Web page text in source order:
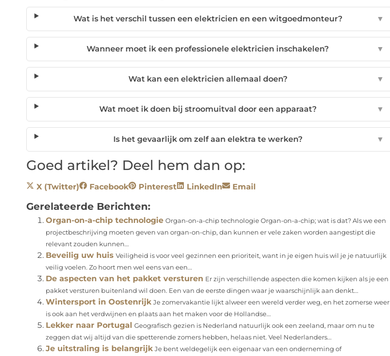
Wat is het verschil tussen een elektricien en een witgoedmonteur? ▼
Wanneer moet ik een professionele elektricien inschakelen? ▼
Wat kan een elektricien allemaal doen? ▼
Wat moet ik doen bij stroomuitval door een apparaat? ▼
Is het gevaarlijk om zelf aan elektra te werken? ▼
Goed artikel? Deel hem dan op:
X (Twitter) Facebook Pinterest LinkedIn Email
Gerelateerde Berichten:
Organ-on-a-chip technologie Organ-on-a-chip technologie Organ-on-a-chip; wat is dat? Als we een
projectbeschrijving moeten geven van organ-on-chip, dan kunnen er vele zaken worden aangestipt die
relevant zouden kunnen...
Beveilig uw huis Veiligheid is voor veel gezinnen een prioriteit, want in je eigen huis wil je je natuurlijk
veilig voelen. Zo hoort men wel eens van een...
De aspecten van het pakket versturen Er zijn verschillende aspecten die komen kijken als je een
pakket versturen buitenland wil doen. Een van de eerste dingen waar je waarschijnlijk aan denkt...
Wintersport in Oostenrijk Je zomervakantie lijkt alweer een wereld verder weg, en het zomerse weer
is ook aan het verdwijnen en plaats aan het maken voor de Hollandse...
Lekker naar Portugal
Geografisch gezien is Nederland natuurlijk ook een zeeland, maar om nu te
zeggen dat wij altijd van die spetterende zomers hebben, helaas niet. Veel Nederlanders...
Je uitstraling is belangrijk Je bent weldegelijk een eigenaar van een onderneming of